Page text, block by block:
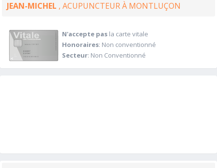
JEAN-MICHEL , ACUPUNCTEUR À MONTLUÇON
N'accepte pasla carte vitale
Honoraires: Non conventionné
Secteur: Non Conventionné